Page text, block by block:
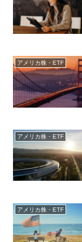
アメリカ株・ETF
アメリカ株・ETF
アメリカ株・ETF